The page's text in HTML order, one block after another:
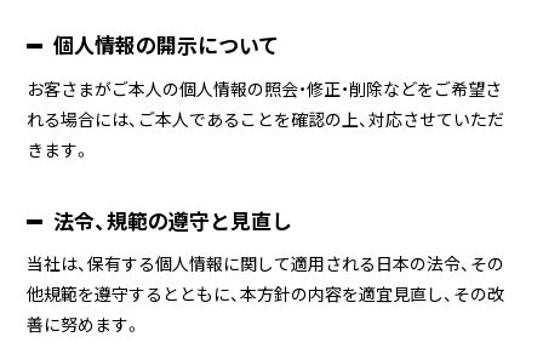
個人情報の開示について
お客さまがご本人の個人情報の照会・修正・削除などをご希望さ
れる場合には、ご本人であることを確認の上、対応させていただ
きます。
法令、規範の遵守と見直し
当社は、保有する個人情報に関して適用される日本の法令、その
他規範を遵守するとともに、本方針の内容を適宜見直し、その改
善に努めます。